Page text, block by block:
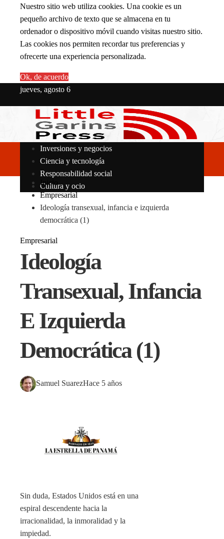
Nuestro sitio web utiliza cookies. Una cookie es un
pequeño archivo de texto que se almacena en tu
ordenador o dispositivo móvil cuando visitas nuestro sitio.
Las cookies nos permiten recordar tus preferencias y
ofrecerte una experiencia personalizada.
Ok, de acuerdo
jueves, agosto 6
Inversiones y negocios
Ciencia y tecnología
Responsabilidad social
Cultura y ocio
Inicio
Empresarial
Ideología transexual, infancia e izquierda
democrática (1)
Empresarial
Ideología
Transexual, Infancia
E Izquierda
Democrática (1)
Samuel SuarezHace 5 años
Sin duda, Estados Unidos está en una
espiral descendente hacia la
irracionalidad, la inmoralidad y la
impiedad.